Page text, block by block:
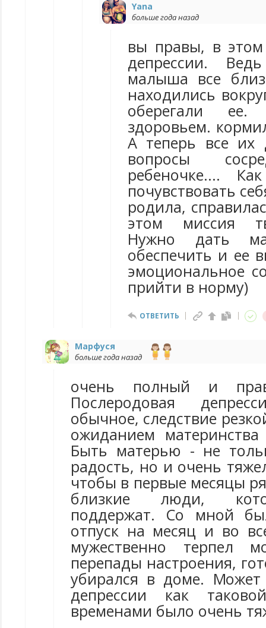
Yana
больше года назад
вы правы, в
депрессии.
малыша все
находились
оберегали ее.
здоровьем.
А теперь все их
вопросы
ребеночке....
почувствовать
родила,
этом миссия
Нужно дать
обеспечить и ее
эмоциональное
прийти в норму)
ОТВЕТИТЬ
Марфуся
больше года назад
очень полный и
Послеродовая
обычное, следствие
ожиданием
Быть матерью - не
радость, но и очень
чтобы в первые месяцы
близкие люди,
поддержат. Со мной
отпуск на месяц и во
мужественно терпел
перепады настроения,
убирался в доме.
депрессии как
временами было очень